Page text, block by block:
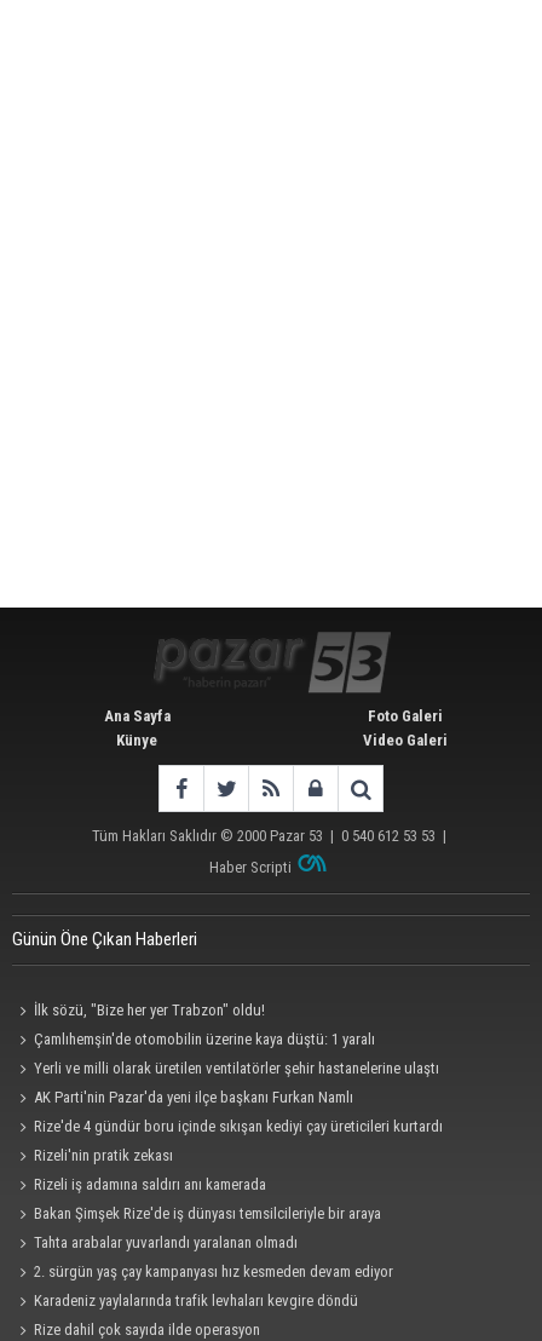
Ana Sayfa
Künye
Foto Galeri
Video Galeri
Tüm Hakları Saklıdır © 2000 Pazar 53 | 0 540 612 53 53 |
Haber Scripti
Günün Öne Çıkan Haberleri
İlk sözü, "Bize her yer Trabzon" oldu!
Çamlıhemşin'de otomobilin üzerine kaya düştü: 1 yaralı
Yerli ve milli olarak üretilen ventilatörler şehir hastanelerine ulaştı
AK Parti'nin Pazar'da yeni ilçe başkanı Furkan Namlı
Rize'de 4 gündür boru içinde sıkışan kediyi çay üreticileri kurtardı
Rizeli'nin pratik zekası
Rizeli iş adamına saldırı anı kamerada
Bakan Şimşek Rize'de iş dünyası temsilcileriyle bir araya
Tahta arabalar yuvarlandı yaralanan olmadı
2. sürgün yaş çay kampanyası hız kesmeden devam ediyor
Karadeniz yaylalarında trafik levhaları kevgire döndü
Rize dahil çok sayıda ilde operasyon